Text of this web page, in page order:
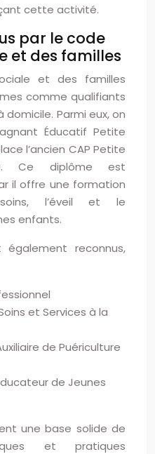
cette activité.
par le code
et des familles
et des familles
comme qualifiants
Parmi eux, on
Éducatif Petite
l’ancien CAP Petite
Ce diplôme est
il offre une formation
l’éveil et le
enfants.
également reconnus,
et Services à la
de Puériculture
de Jeunes
une base solide de
et pratiques